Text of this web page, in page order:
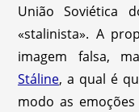
União Soviética
«stalinista». A
imagem falsa,
Stáline, a qual é
modo as